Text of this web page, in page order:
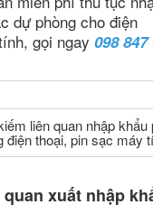
dự phòng cho điện
gọi ngay 098 847
liên quan nhập khẩu
điện thoại, pin sạc máy
xuất nhập